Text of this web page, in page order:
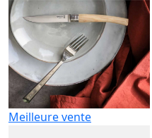
Meilleure vente